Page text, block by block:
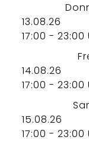
13.08.26
17:00 - 23:00
14.08.26
17:00 - 23:00
15.08.26
17:00 - 23:00